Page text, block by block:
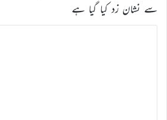
سے نشان زد کیا گیا ہے